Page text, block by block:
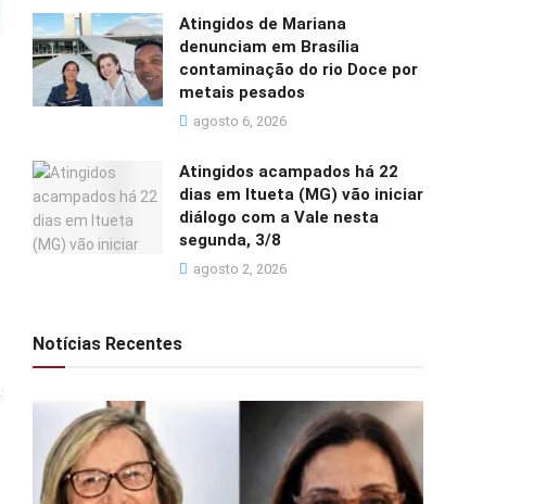
Atingidos de Mariana
denunciam em Brasília
contaminação do rio Doce por
metais pesados
agosto 6, 2026
Atingidos acampados há 22
dias em Itueta (MG) vão iniciar
diálogo com a Vale nesta
segunda, 3/8
agosto 2, 2026
Notícias Recentes